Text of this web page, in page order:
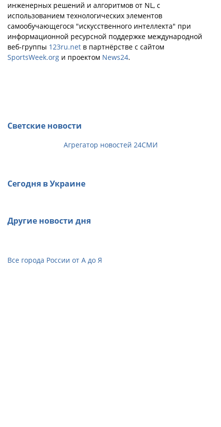
инженерных решений и алгоритмов от NL, с
использованием технологических элементов
самообучающегося "искусственного интеллекта" при
информационной ресурсной поддержке международной
веб-группы 123ru.net в партнёрстве с сайтом
SportsWeek.org и проектом News24.
Светские новости